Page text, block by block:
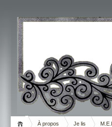
Livrement
À propos Je lis